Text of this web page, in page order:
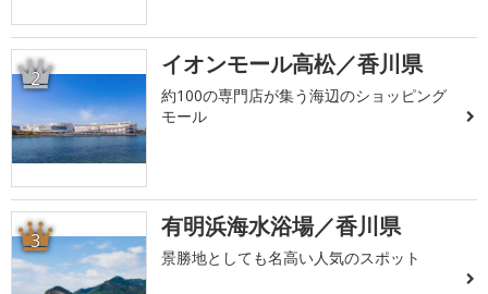
2 イオンモール高松／香川県
約100の専門店が集う海辺のショッピング
モール
3 有明浜海水浴場／香川県
景勝地としても名高い人気のスポット